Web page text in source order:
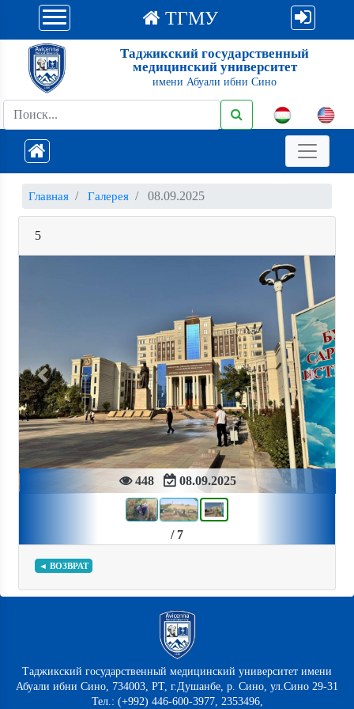
ТГМУ
Таджикский государственный
медицинский университет
имени Абуали ибни Сино
Главная Галерея 08.09.2025
5
448 08.09.2025
Previous Next
/ 7
◄ ВОЗВРАТ
Таджикский государственный медицинский университет имени
Абуали ибни Сино, 734003, РТ, г.Душанбе, р. Сино, ул.Сино 29-31
Тел.: (+992) 446-600-3977, 2353496,